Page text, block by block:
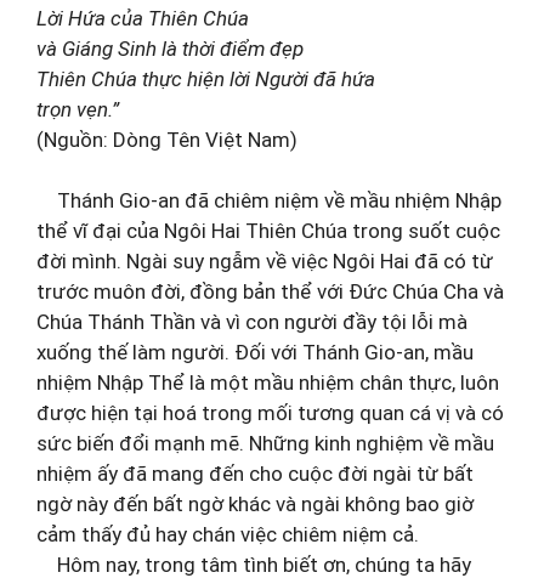
Lời Hứa của Thiên Chúa
và Giáng Sinh là thời điểm đẹp
Thiên Chúa thực hiện lời Người đã hứa
trọn vẹn.”
(Nguồn: Dòng Tên Việt Nam)
Thánh Gio-an đã chiêm niệm về mầu nhiệm Nhập
thể vĩ đại của Ngôi Hai Thiên Chúa trong suốt cuộc
đời mình. Ngài suy ngẫm về việc Ngôi Hai đã có từ
trước muôn đời, đồng bản thể với Đức Chúa Cha và
Chúa Thánh Thần và vì con người đầy tội lỗi mà
xuống thế làm người. Đối với Thánh Gio-an, mầu
nhiệm Nhập Thể là một mầu nhiệm chân thực, luôn
được hiện tại hoá trong mối tương quan cá vị và có
sức biến đổi mạnh mẽ. Những kinh nghiệm về mầu
nhiệm ấy đã mang đến cho cuộc đời ngài từ bất
ngờ này đến bất ngờ khác và ngài không bao giờ
cảm thấy đủ hay chán việc chiêm niệm cả.
Hôm nay, trong tâm tình biết ơn, chúng ta hãy